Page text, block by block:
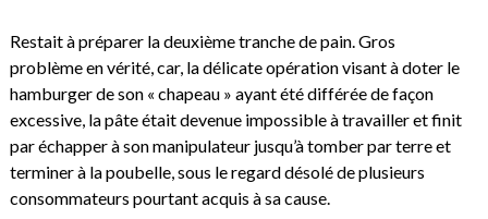
Restait à préparer la deuxième tranche de pain. Gros
problème en vérité, car, la délicate opération visant à doter le
hamburger de son « chapeau » ayant été différée de façon
excessive, la pâte était devenue impossible à travailler et finit
par échapper à son manipulateur jusqu’à tomber par terre et
terminer à la poubelle, sous le regard désolé de plusieurs
consommateurs pourtant acquis à sa cause.